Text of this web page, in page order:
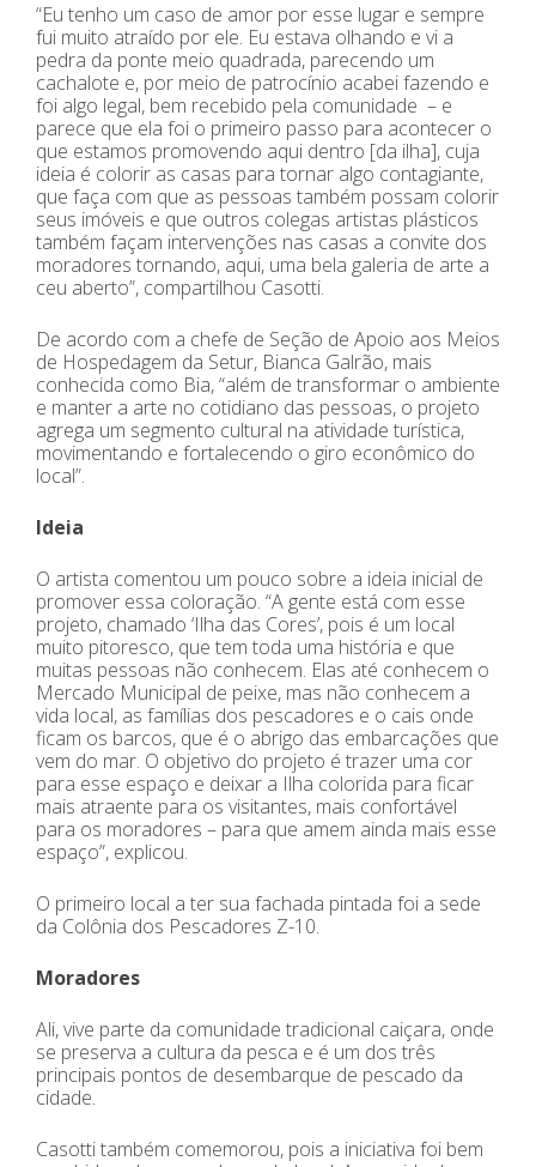
“Eu tenho um caso de amor por esse lugar e sempre
fui muito atraído por ele. Eu estava olhando e vi a
pedra da ponte meio quadrada, parecendo um
cachalote e, por meio de patrocínio acabei fazendo e
foi algo legal, bem recebido pela comunidade – e
parece que ela foi o primeiro passo para acontecer o
que estamos promovendo aqui dentro [da ilha], cuja
ideia é colorir as casas para tornar algo contagiante,
que faça com que as pessoas também possam colorir
seus imóveis e que outros colegas artistas plásticos
também façam intervenções nas casas a convite dos
moradores tornando, aqui, uma bela galeria de arte a
ceu aberto”, compartilhou Casotti.
De acordo com a chefe de Seção de Apoio aos Meios
de Hospedagem da Setur, Bianca Galrão, mais
conhecida como Bia, “além de transformar o ambiente
e manter a arte no cotidiano das pessoas, o projeto
agrega um segmento cultural na atividade turística,
movimentando e fortalecendo o giro econômico do
local”.
Ideia
O artista comentou um pouco sobre a ideia inicial de
promover essa coloração. “A gente está com esse
projeto, chamado ‘Ilha das Cores’, pois é um local
muito pitoresco, que tem toda uma história e que
muitas pessoas não conhecem. Elas até conhecem o
Mercado Municipal de peixe, mas não conhecem a
vida local, as famílias dos pescadores e o cais onde
ficam os barcos, que é o abrigo das embarcações que
vem do mar. O objetivo do projeto é trazer uma cor
para esse espaço e deixar a Ilha colorida para ficar
mais atraente para os visitantes, mais confortável
para os moradores – para que amem ainda mais esse
espaço”, explicou.
O primeiro local a ter sua fachada pintada foi a sede
da Colônia dos Pescadores Z-10.
Moradores
Ali, vive parte da comunidade tradicional caiçara, onde
se preserva a cultura da pesca e é um dos três
principais pontos de desembarque de pescado da
cidade.
Casotti também comemorou, pois a iniciativa foi bem